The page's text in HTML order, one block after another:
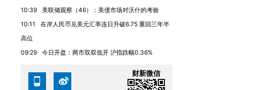
10:39
美联储观察（46）：美债市场对沃什的考验
10:11
在岸人民币兑美元汇率连日升破6.75 重回三年半
高位
09:29
今日开盘：两市双双低开 沪指跌幅0.36%
财新微信